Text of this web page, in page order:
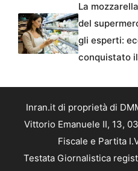
La
del
gli esperti:
conquistato
Inran.it di proprietà di
Vittorio Emanuele II, 13,
Fiscale e Partita
Testata Giornalistica